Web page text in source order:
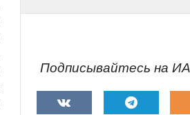
Подписывайтесь на